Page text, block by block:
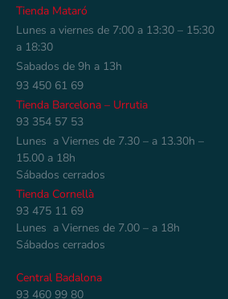
Tienda Mataró
Lunes a viernes de 7:00 a 13:30 – 15:30
a 18:30
Sabados de 9h a 13h
93 450 61 69
Tienda Barcelona – Urrutia
93 354 57 53
Lunes a Viernes de 7.30 – a 13.30h –
15.00 a 18h
Sábados cerrados
Tienda Cornellà
93 475 11 69
Lunes a Viernes de 7.00 – a 18h
Sábados cerrados
Central Badalona
93 460 99 80